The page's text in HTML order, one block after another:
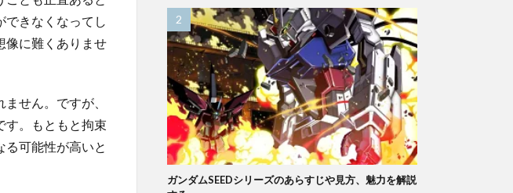
きなくなってし
像に難くありませ
せん。ですが、
す。もともと拘束
可能性が高いと
ガンダムSEEDシリーズのあらすじや見方、魅力を解説